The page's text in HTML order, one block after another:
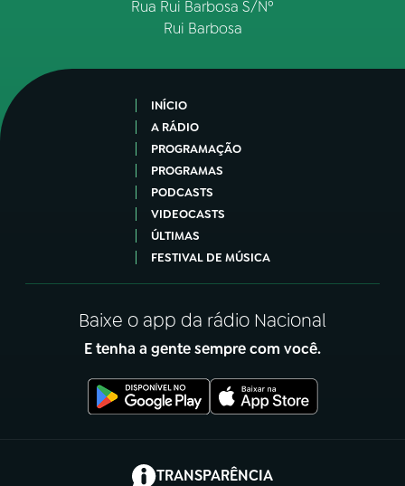
Rua Rui Barbosa S/Nº
Rui Barbosa
INÍCIO
A RÁDIO
PROGRAMAÇÃO
PROGRAMAS
PODCASTS
VIDEOCASTS
ÚLTIMAS
FESTIVAL DE MÚSICA
Baixe o app da rádio Nacional
E tenha a gente sempre com você.
TRANSPARÊNCIA
(abre em nova aba)